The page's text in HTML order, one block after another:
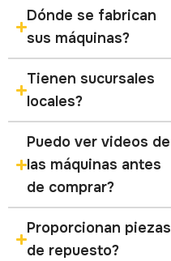
Dónde se fabrican
sus máquinas?
Tienen sucursales
locales?
Puedo ver videos de
las máquinas antes
de comprar?
Proporcionan piezas
de repuesto?